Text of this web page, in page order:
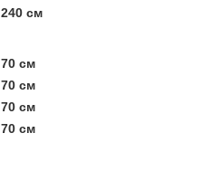
240 см
70 см
70 см
70 см
70 см